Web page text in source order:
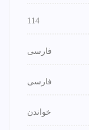
114
فارسی
فارسی
خواندن